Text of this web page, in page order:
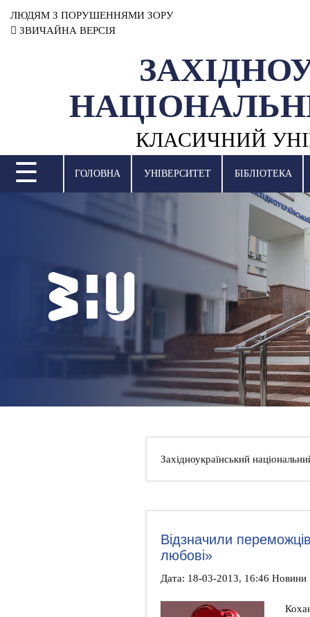
ЛЮДЯМ З ПОРУШЕННЯМИ ЗОРУ
ЗВИЧАЙНА ВЕРСІЯ
КЛАСИЧНИЙ
НАУКОВА ДІЯЛЬНІСТЬ
МІЖНАРОДНА ДІЯЛЬНІСТЬ
ВСТУПНА КАМПАНІЯ
БІБЛІОТЕКА
НОВИНИ
☰ ГОЛОВНА УНІВЕРСИТЕТ БІБЛІОТЕКА
Західноукраїнський
Відзначили
любові»
Дата: 18-03-2013, 16:46 Новини